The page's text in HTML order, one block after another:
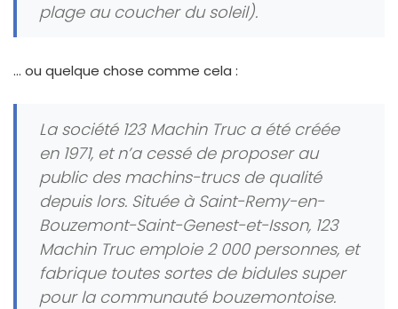
plage au coucher du soleil).
… ou quelque chose comme cela :
La société 123 Machin Truc a été créée
en 1971, et n’a cessé de proposer au
public des machins-trucs de qualité
depuis lors. Située à Saint-Remy-en-
Bouzemont-Saint-Genest-et-Isson, 123
Machin Truc emploie 2 000 personnes, et
fabrique toutes sortes de bidules super
pour la communauté bouzemontoise.